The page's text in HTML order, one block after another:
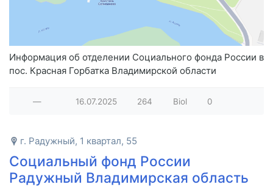
Информация об отделении Социального фонда России в
пос. Красная Горбатка Владимирской области
— 16.07.2025 264 Biol 0
г. Радужный, 1 квартал, 55
Социальный фонд России
Радужный Владимирская область